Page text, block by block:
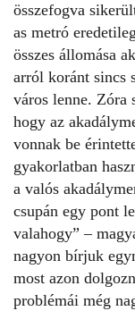
összefogva
as metró
összes állomása
arról koránt sincs
város lenne. Zóra
hogy az
vonnak be
gyakorlatban
a valós
csupán egy pont
valahogy” –
nagyon bírjuk
most azon
problémái még